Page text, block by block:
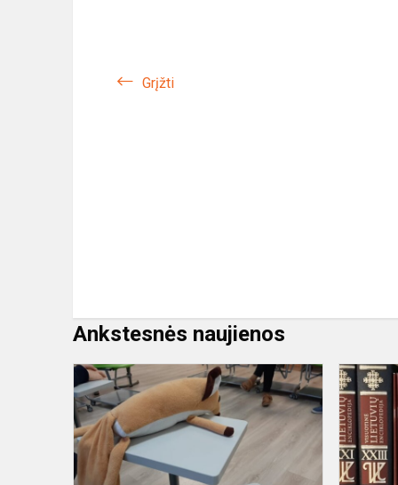
Grįžti
Ankstesnės naujienos
Tarptautinis
projektas
,,Kartu
knygelę"